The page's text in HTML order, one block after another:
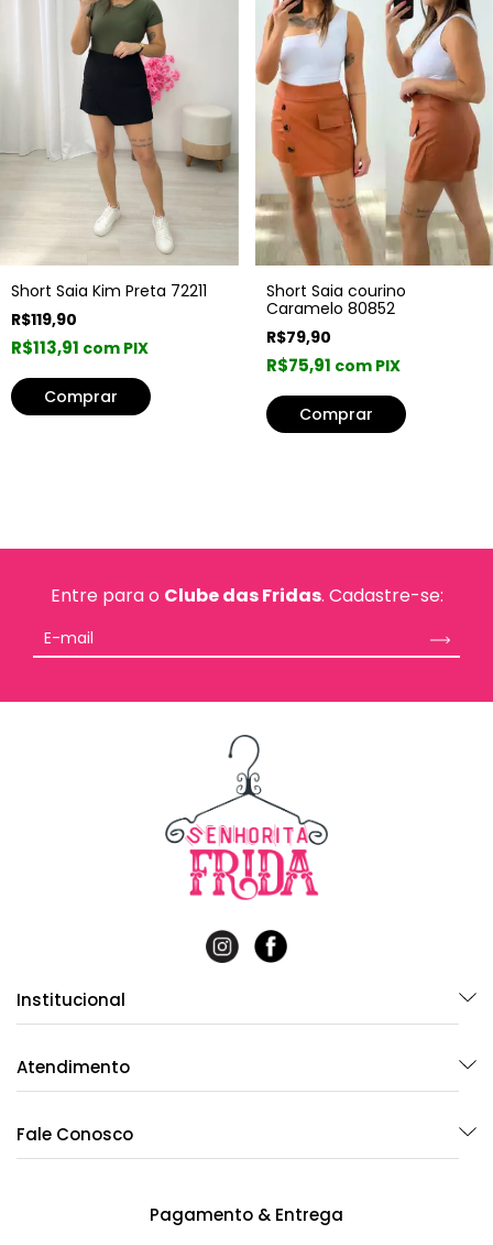
Short Saia Kim Preta 72211
R$119,90
R$113,91 com PIX
Comprar
Short Saia courino
Caramelo 80852
R$79,90
R$75,91 com PIX
Comprar
Entre para o Clube das Fridas. Cadastre-se:
Institucional
Atendimento
Fale Conosco
Pagamento & Entrega